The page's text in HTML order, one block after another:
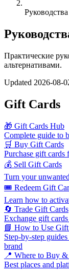
Руководства
Практические
альтернативами.
Updated 2026-08-
Gift Cards
🎁 Gift Cards Hub
Complete guide to
🛒 Buy Gift Cards
Purchase gift
💰 Sell Gift Cards
Turn your
🎟️ Redeem Gift
Learn how to
🔄 Trade Gift Cards
Exchange gift
📘 How to Use
Step-by-step
brand
📍 Where to Buy
Best places and